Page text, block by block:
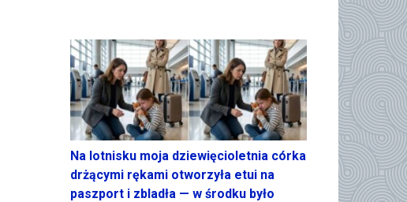
Na lotnisku moja dziewięcioletnia córka
drżącymi rękami otworzyła etui na
paszport i zbladła — w środku było